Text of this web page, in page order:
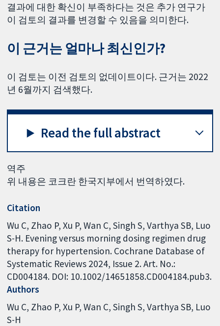
결과에 대한 확신이 부족하다는 것은 추가 연구가
이 검토의 결과를 변경할 수 있음을 의미한다.
이 근거는 얼마나 최신인가?
이 검토는 이전 검토의 없데이트이다. 근거는 2022
년 6월까지 검색했다.
Read the full abstract
역주
위 내용은 코크란 한국지부에서 번역하였다.
Citation
Wu C, Zhao P, Xu P, Wan C, Singh S, Varthya SB, Luo
S-H. Evening versus morning dosing regimen drug
therapy for hypertension. Cochrane Database of
Systematic Reviews 2024, Issue 2. Art. No.:
CD004184. DOI: 10.1002/14651858.CD004184.pub3.
Authors
Wu C Zhao P Xu P Wan C Singh S Varthya SB Luo
S-H